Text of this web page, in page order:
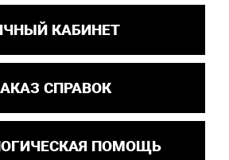
КАБИНЕТ
СПРАВОК
ПОМОЩЬ